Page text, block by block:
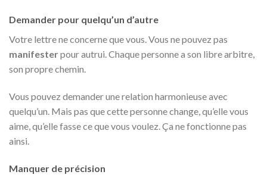
Demander pour quelqu’un d’autre
Votre lettre ne concerne que vous. Vous ne pouvez pas
manifesterpour autrui. Chaque personne a son libre arbitre,
son propre chemin.
Vous pouvez demander une relation harmonieuse avec
quelqu’un. Mais pas que cette personne change, qu’elle vous
aime, qu’elle fasse ce que vous voulez. Ça ne fonctionne pas
ainsi.
Manquer de précision